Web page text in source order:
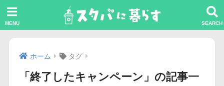
ホーム タグ
「終了したキャンペーン」の記事一